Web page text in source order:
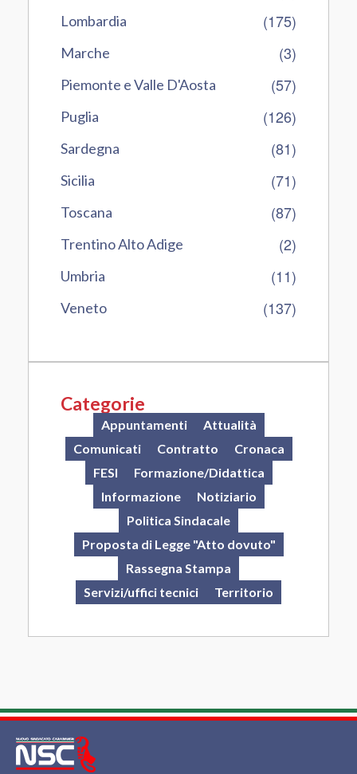
Lombardia (175)
Marche (3)
Piemonte e Valle D'Aosta (57)
Puglia (126)
Sardegna (81)
Sicilia (71)
Toscana (87)
Trentino Alto Adige (2)
Umbria (11)
Veneto (137)
Categorie
Appuntamenti
Attualità
Comunicati
Contratto
Cronaca
FESI
Formazione/Didattica
Informazione
Notiziario
Politica Sindacale
Proposta di Legge "Atto dovuto"
Rassegna Stampa
Servizi/uffici tecnici
Territorio